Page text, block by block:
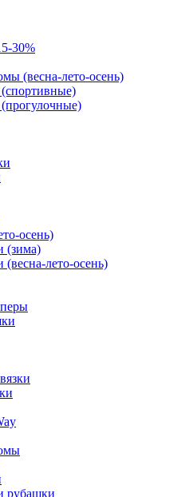
30%
(весна-лето-осень)
осень)
(зима)
лето-осень)
рубашки